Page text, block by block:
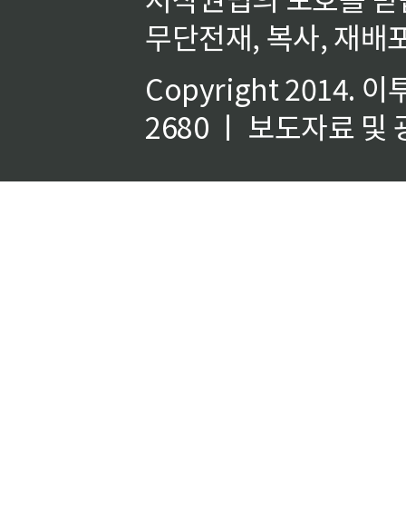
무단전재, 복사, 재배
Copyright 2014. 이
2680 ㅣ 보도자료